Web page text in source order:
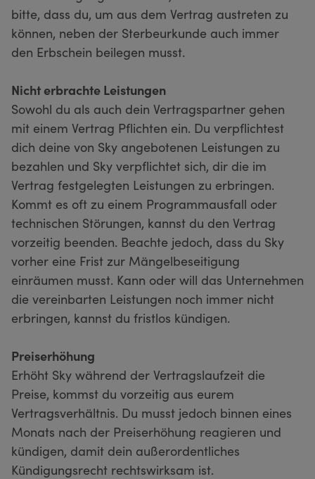
bitte, dass du, um aus dem Vertrag austreten zu
können, neben der Sterbeurkunde auch immer
den Erbschein beilegen musst.
Nicht erbrachte Leistungen
Sowohl du als auch dein Vertragspartner gehen
mit einem Vertrag Pflichten ein. Du verpflichtest
dich deine von Sky angebotenen Leistungen zu
bezahlen und Sky verpflichtet sich, dir die im
Vertrag festgelegten Leistungen zu erbringen.
Kommt es oft zu einem Programmausfall oder
technischen Störungen, kannst du den Vertrag
vorzeitig beenden. Beachte jedoch, dass du Sky
vorher eine Frist zur Mängelbeseitigung
einräumen musst. Kann oder will das Unternehmen
die vereinbarten Leistungen noch immer nicht
erbringen, kannst du fristlos kündigen.
Preiserhöhung
Erhöht Sky während der Vertragslaufzeit die
Preise, kommst du vorzeitig aus eurem
Vertragsverhältnis. Du musst jedoch binnen eines
Monats nach der Preiserhöhung reagieren und
kündigen, damit dein außerordentliches
Kündigungsrecht rechtswirksam ist.